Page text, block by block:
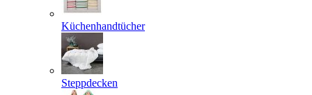
Küchenhandtücher
Steppdecken